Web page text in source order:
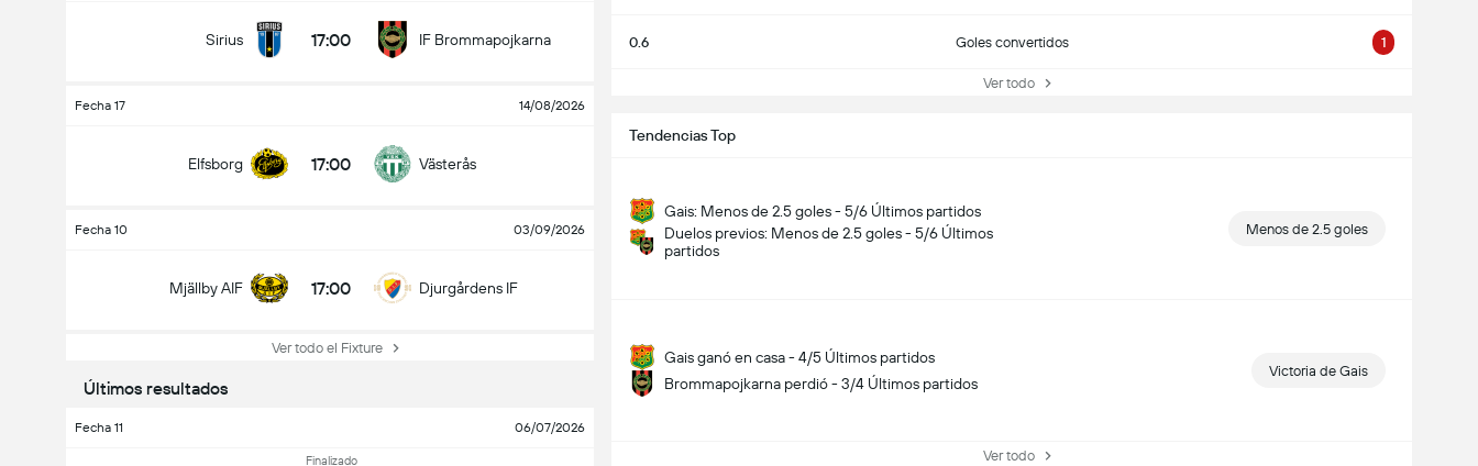
Sirius 17:00 IF Brommapojkarna
Fecha 17 14/08/2026
Elfsborg 17:00 Västerås
Fecha 10 03/09/2026
Mjällby AIF 17:00 Djurgårdens IF
Ver todo el Fixture
Últimos resultados
Fecha 11 06/07/2026
Finalizado
0.6 Goles convertidos 1
Ver todo
Tendencias Top
Gais: Menos de 2.5 goles - 5/6 Últimos partidos
Duelos previos: Menos de 2.5 goles - 5/6 Últimos
partidos
Menos de 2.5 goles
Gais ganó en casa - 4/5 Últimos partidos
Brommapojkarna perdió - 3/4 Últimos partidos
Victoria de Gais
Ver todo